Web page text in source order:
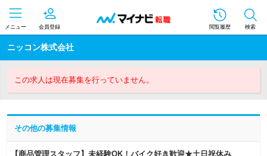
メニュー 会員登録 閲覧履歴 検索
ニッコン株式会社
この求人は現在募集を行っていません。
その他の募集情報
【商品管理スタッフ】未経験OK！バイク好き歓迎★土日祝休み